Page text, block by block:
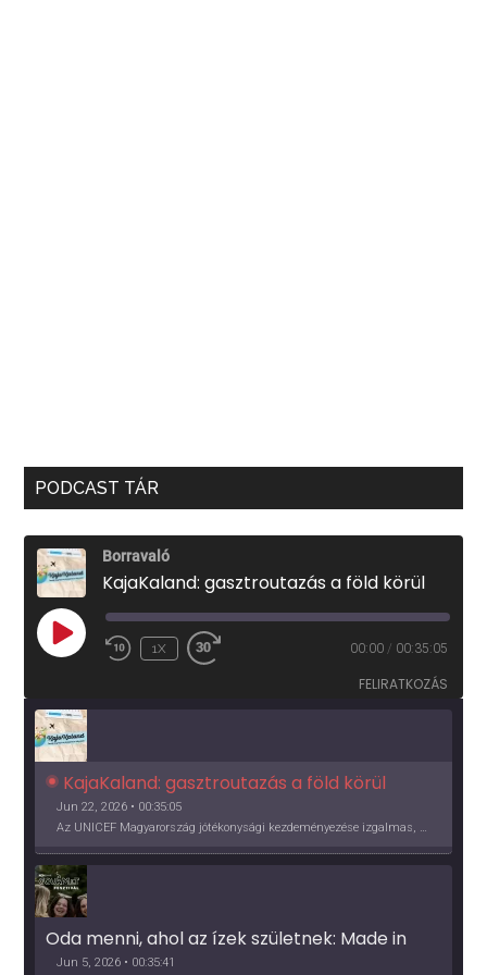
PODCAST TÁR
Borravaló
KajaKaland: gasztroutazás a föld körül
PLAY
EPISODE
1X 00:00 / 00:35:05
FELIRATKOZÁS
KajaKaland: gasztroutazás a föld körül
Jun 22, 2026 • 00:35:05
Az UNICEF Magyarország jótékonysági kezdeményezése izgalmas, egész éves világkörüli ízutazásra hív, igazi családi program és gasztroedukáció, illetve segítség a rászorulóknak is egyben.
Oda menni, ahol az ízek születnek: Made in
Vidék, Gourmet Fesztivál 2026
Jun 5, 2026 • 00:35:41